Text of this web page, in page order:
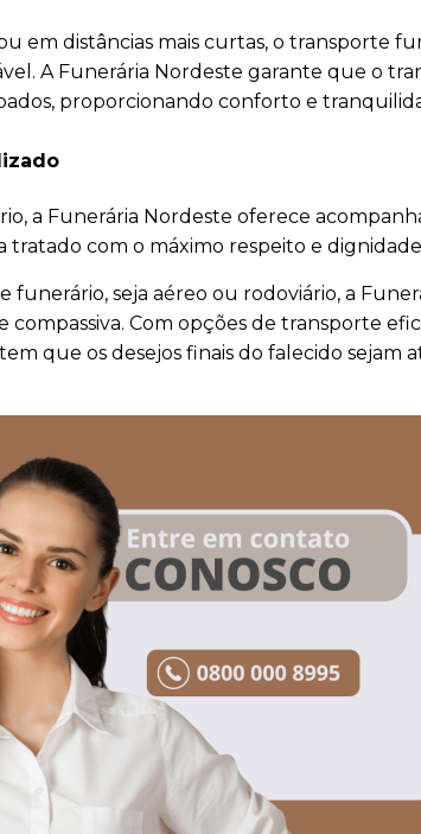
em distâncias mais curtas, o transporte
A Funerária Nordeste garante que o
proporcionando conforto e
a Funerária Nordeste oferece
tratado com o máximo respeito e
seja aéreo ou rodoviário, a
compassiva. Com opções de transporte
que os desejos finais do falecido sejam